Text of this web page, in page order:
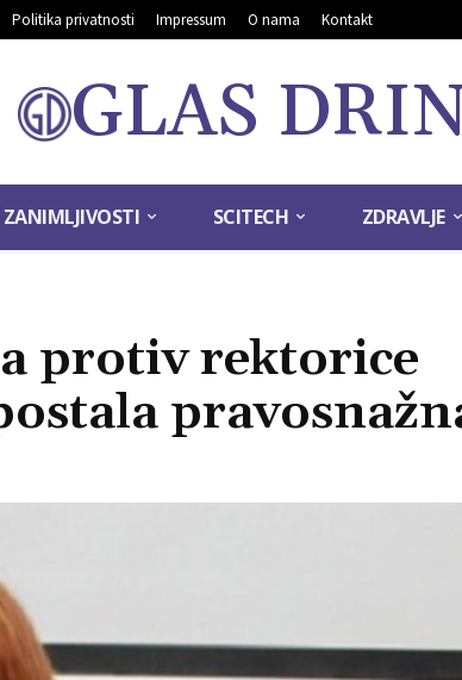
Politika privatnosti Impressum O nama Kontakt
GLAS
ZANIMLJIVOSTI SCITECH ZDRAVLJE
protiv rektorice